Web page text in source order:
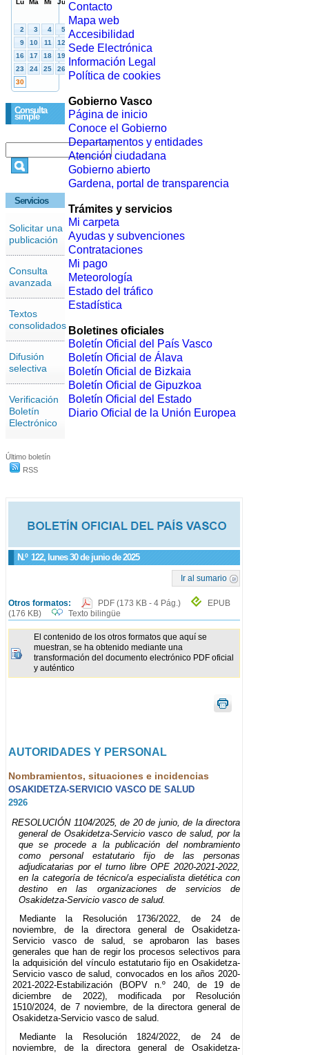
Consulta
simple
Servicios
Solicitar una
publicación
Consulta
avanzada
Textos
consolidados
Difusión
selectiva
Verificación
Boletín
Electrónico
Último boletín
RSS
N.º 122, lunes 30 de junio de 2025
Ir al sumario
Otros formatos: PDF (173 KB - 4 Pág.)
EPUB
(176 KB)
Texto bilingüe
El contenido de los otros formatos que aquí se
muestran, se ha obtenido mediante una
transformación del documento electrónico PDF oficial
y auténtico
AUTORIDADES Y PERSONAL
Nombramientos, situaciones e incidencias
OSAKIDETZA-SERVICIO VASCO DE SALUD
2926
RESOLUCIÓN 1104/2025, de 20 de junio, de la directora
general de Osakidetza-Servicio vasco de salud, por la
que se procede a la publicación del nombramiento
como personal estatutario fijo de las personas
adjudicatarias por el turno libre OPE 2020-2021-2022,
en la categoría de técnico/a especialista dietética con
destino en las organizaciones de servicios de
Osakidetza-Servicio vasco de salud.
Mediante la Resolución 1736/2022, de 24 de
noviembre, de la directora general de Osakidetza-
Servicio vasco de salud, se aprobaron las bases
generales que han de regir los procesos selectivos para
la adquisición del vínculo estatutario fijo en Osakidetza-
Servicio vasco de salud, convocados en los años 2020-
2021-2022-Estabilización (BOPV n.º 240, de 19 de
diciembre de 2022), modificada por Resolución
1510/2024, de 7 noviembre, de la directora general de
Osakidetza-Servicio vasco de salud.
Mediante la Resolución 1824/2022, de 24 de
noviembre, de la directora general de Osakidetza-
Contacto
Mapa web
Accesibilidad
Sede Electrónica
Información Legal
Política de cookies
Gobierno Vasco
Página de inicio
Conoce el Gobierno
Departamentos y entidades
Atención ciudadana
Gobierno abierto
Gardena, portal de transparencia
Trámites y servicios
Mi carpeta
Ayudas y subvenciones
Contrataciones
Mi pago
Meteorología
Estado del tráfico
Estadística
Boletines oficiales
Boletín Oficial del País Vasco
Boletín Oficial de Álava
Boletín Oficial de Bizkaia
Boletín Oficial de Gipuzkoa
Boletín Oficial del Estado
Diario Oficial de la Unión Europea